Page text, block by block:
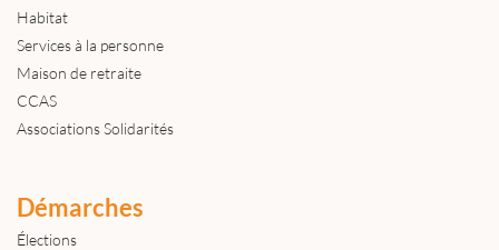
Habitat
Services à la personne
Maison de retraite
CCAS
Associations Solidarités
Démarches
Élections